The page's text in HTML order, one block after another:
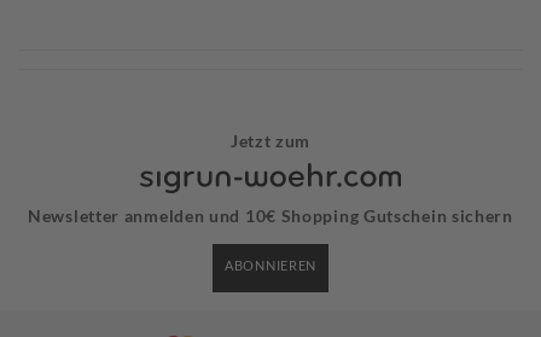
Jetzt zum
Newsletter anmelden und 10€ Shopping Gutschein sichern
ABONNIEREN